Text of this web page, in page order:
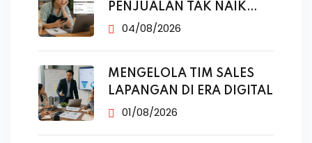
PENJUALAN TAK NAIK
MESKI SUDAH
04/08/2026
MENGELOLA TIM SALES
LAPANGAN DI ERA DIGITAL
01/08/2026